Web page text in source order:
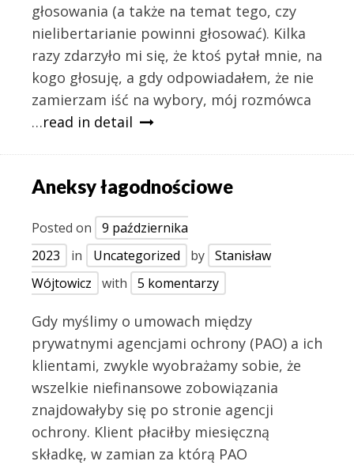
głosowania (a także na temat tego, czy
nielibertarianie powinni głosować). Kilka
razy zdarzyło mi się, że ktoś pytał mnie, na
kogo głosuję, a gdy odpowiadałem, że nie
zamierzam iść na wybory, mój rozmówca
…read in detail
Aneksy łagodnościowe
Posted on
9 października
2023
in Uncategorized by Stanisław
Wójtowicz
with 5 komentarzy
Gdy myślimy o umowach między
prywatnymi agencjami ochrony (PAO) a ich
klientami, zwykle wyobrażamy sobie, że
wszelkie niefinansowe zobowiązania
znajdowałyby się po stronie agencji
ochrony. Klient płaciłby miesięczną
składkę, w zamian za którą PAO